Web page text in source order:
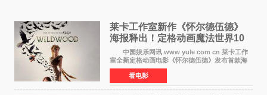
莱卡工作室新作《怀尔德伍德》
海报释出！定格动画魔法世界10
月开启
中国娱乐网讯 www yule com cn 莱卡工作
室全新定格动画电影《怀尔德伍德》发布首款海
报，女孩为找回弟弟走入黑暗、宏大的林中魔法
世界，一场关于勇气与亲情的奇幻冒险即将展
开。 本片由特
看电影